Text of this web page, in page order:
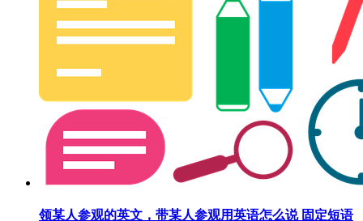
领某人参观的英文，带某人参观用英语怎么说 固定短语